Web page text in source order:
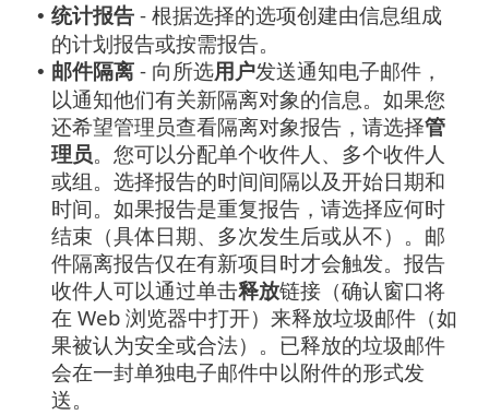
• 统计报告 - 根据选择的选项创建由信息组成
的计划报告或按需报告。
• 邮件隔离 - 向所选用户发送通知电子邮件，
以通知他们有关新隔离对象的信息。如果您
还希望管理员查看隔离对象报告，请选择管
理员。您可以分配单个收件人、多个收件人
或组。选择报告的时间间隔以及开始日期和
时间。如果报告是重复报告，请选择应何时
结束（具体日期、多次发生后或从不）。邮
件隔离报告仅在有新项目时才会触发。报告
收件人可以通过单击释放链接（确认窗口将
在 Web 浏览器中打开）来释放垃圾邮件（如
果被认为安全或合法）。已释放的垃圾邮件
会在一封单独电子邮件中以附件的形式发
送。